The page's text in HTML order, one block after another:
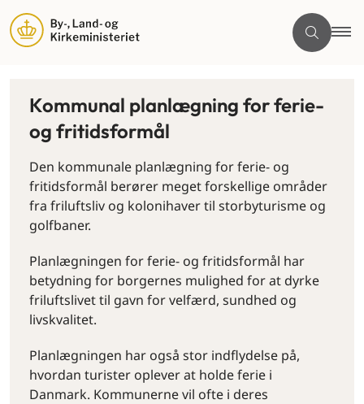
Kommunal planlægning for ferie-
og fritidsformål
Den kommunale planlægning for ferie- og
fritidsformål berører meget forskellige områder
fra friluftsliv og kolonihaver til storbyturisme og
golfbaner.
Planlægningen for ferie- og fritidsformål har
betydning for borgernes mulighed for at dyrke
friluftslivet til gavn for velfærd, sundhed og
livskvalitet.
Planlægningen har også stor indflydelse på,
hvordan turister oplever at holde ferie i
Danmark. Kommunerne vil ofte i deres